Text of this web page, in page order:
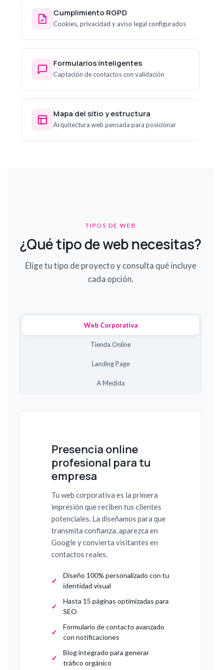
Cumplimiento RGPD
Cookies, privacidad y aviso legal configurados
Formularios inteligentes
Captación de contactos con validación
Mapa del sitio y estructura
Arquitectura web pensada para posicionar
TIPOS DE WEB
¿Qué tipo de web necesitas?
Elige tu tipo de proyecto y consulta qué incluye
cada opción.
Web Corporativa
Tienda Online
Landing Page
A Medida
Presencia online
profesional para tu
empresa
Tu web corporativa es la primera
impresión que reciben tus clientes
potenciales. La diseñamos para que
transmita confianza, aparezca en
Google y convierta visitantes en
contactos reales.
Diseño 100% personalizado con tu
identidad visual
Hasta 15 páginas optimizadas para
SEO
Formulario de contacto avanzado
con notificaciones
Blog integrado para generar
tráfico orgánico